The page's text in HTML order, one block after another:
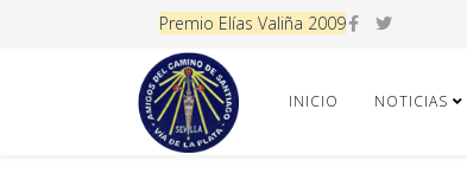
Premio Elías Valiña 2009
INICIO NOTICIAS